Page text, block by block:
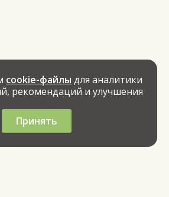
cookie-файлы для аналитики
рекомендаций и улучшения
Принять